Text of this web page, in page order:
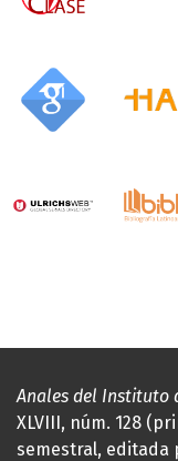
Anales del Instituto
XLVIII, núm. 128
semestral, editada